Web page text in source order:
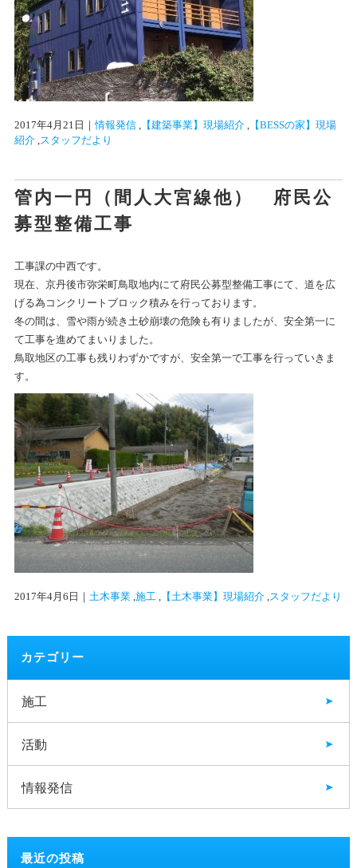
2017年4月21日 ｜情報発信 , 【建築事業】現場紹介 ,
【BESSの家】現場
紹介 , スタッフだより
管内一円（間人大宮線他） 府民公
募型整備工事
工事課の中西です。
現在、京丹後市弥栄町鳥取地内にて府民公募型整備工事にて、道を広
げる為コンクリートブロック積みを行っております。
冬の間は、雪や雨が続き土砂崩壊の危険も有りましたが、安全第一に
て工事を進めてまいりました。
鳥取地区の工事も残りわずかですが、安全第一で工事を行っていきま
す。
2017年4月6日 ｜ 土木事業 , 施工 【土木事業】現場紹介 , スタッフだより
カテゴリー
施工
活動
情報発信
最近の投稿